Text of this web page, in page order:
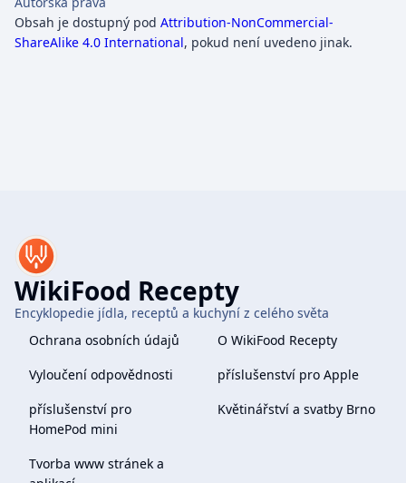
Obsah je dostupný pod Attribution-NonCommercial-
ShareAlike 4.0 International, pokud není uvedeno jinak.
WikiFood Recepty
Encyklopedie jídla, receptů a kuchyní z celého světa
Ochrana osobních údajů
O WikiFood Recepty
Vyloučení odpovědnosti
příslušenství pro Apple
příslušenství pro
HomePod mini
Květinářství a svatby Brno
Tvorba www stránek a